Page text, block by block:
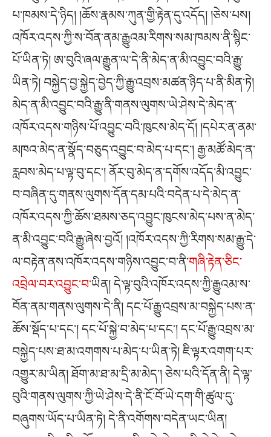
པ་ཁམས་དེ་ཉིད། །ཆོས་རྣམས་ཀུན་གྱི་རྟེན་དུ་འདོད། །ཅེས་པས།
འཁོར་འདས་ཀྱི་ས་བོན་ནམ་རྒྱུའམ་རིགས་སམ་ཁམས་ནི་སྙིང་
པོ་ཡིན་ཏེ། ཨ་བུའི་ཞལ་རྒྱུན་ལ་དེ་ནི་མེད་ན་མི་འབྱུང་བའི་རྒྱུ་
ཡིན་ཏེ། བསྐྱེད་བྱ་སྐྱེད་བྱེད་ཀྱི་རྒྱུ་འབྲས་མཚན་ཉིད་པ་ནི་མིན་ཏེ།
མེད་ན་མི་འབྱུང་བའི་རྒྱུ་ནི་གནས་ལུགས་ཡེ་ཤེས་དེ་མེད་ན་
འཁོར་འདས་གཉིས་པོ་འབྱུང་བའི་ཁུངས་མེད་དོ། །དཔེར་ན་ནམ་
མཁའ་མེད་ན་སྣོད་བཅུད་འབྱུང་བ་མེད་པ་དང༌། རྒྱ་མཚོ་མེད་ན་
རླབས་མེད་པ་ལྟ་བུ་དང༌། ནོར་བུ་མེད་ན་དགོས་འདོད་མི་འབྱུང་
བ་བཞིན་དུ་གནས་ལུགས་དོན་དམ་པའི་བདེན་པ་དེ་མེད་ན་
འཁོར་འདས་ཀྱི་ཆོས་ཐམས་ཅད་འབྱུང་ཁུངས་མེད་པས་ན་མེད་
ན་མི་འབྱུང་བའི་རྒྱུ་ཞེས་བྱའོ། །འཁོར་འདས་ཀྱི་རིགས་སམ་རྒྱུ་དེ་
ལ་བརྟེན་ནས་འཁོར་འདས་གཉིས་འབྱུང་བ་ནི་གཞི་རྟེན་ཅིང་
འབྲེལ་བར་འབྱུང་བ་ཡིན། དེ་ལྟ་བུའི་འཁོར་འདས་ཀྱི་རྒྱུའམ་ས་
བོན་ནམ་གནས་ལུགས་དེ་ནི། དང་པོ་རྒྱུ་འབྲས་མ་བསྐྱེད་པས་ན་
ཆོས་སྡོད་པ་དང༌། དང་པོ་སྐྱེ་བ་མེད་པ་དང༌། དང་པོ་རྒྱུ་འབྲས་མ་
བསྐྱེད་པས་ཐ་མ་འགགས་པ་མེད་པ་ཡིན་ཏེ། ཇི་ལྟར་འགག་པར་
འགྱུར་མ་ཡིན། ཐོག་མ་ཐ་མ་དྲི་མ་མེད༌། ཅེས་པའི་དོན་ནི། དེ་ལྟ་
བུའི་གནས་ལུགས་ཀྱི་ཡེ་ཤེས་དེ་ནི་ངོ་བོ་ཡེ་དག་གི་ཚུལ་དུ་
བཞུགས་ཡོད་པ་ཡིན་ཏེ། དེ་ནི་འགོགས་བདེན་ཡང་ཡིན།